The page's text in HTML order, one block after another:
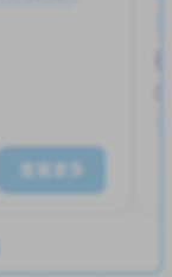
查看更多